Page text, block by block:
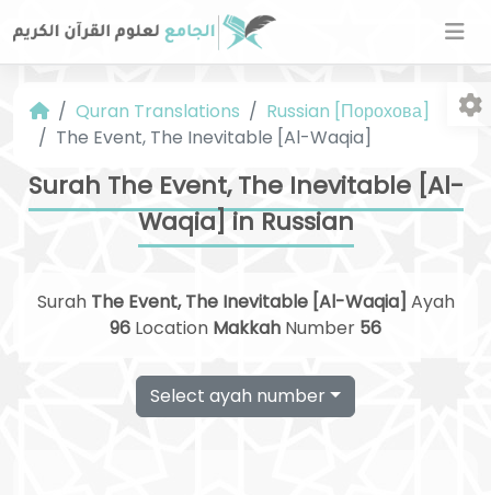
Quran Translations
Russian [Порохова]
The Event, The Inevitable [Al-Waqia]
Surah The Event, The Inevitable [Al-
Waqia] in Russian
Surah The Event, The Inevitable [Al-Waqia] Ayah
96 Location Makkah Number 56
Select ayah number